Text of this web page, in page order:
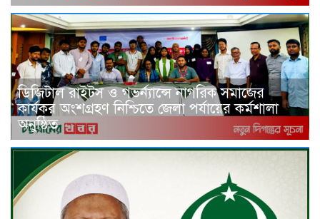
ডিজিটাল রাইটস ও গভর্ন্যান্সে নাগরিক সমাজের
কার্যকর অংশগ্রহণ নিশ্চিতে জেলা পর্যায়ের কর্মশালা
অনুষ্ঠিত